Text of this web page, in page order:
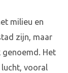
milieu en
zijn, maar
Het
vooral